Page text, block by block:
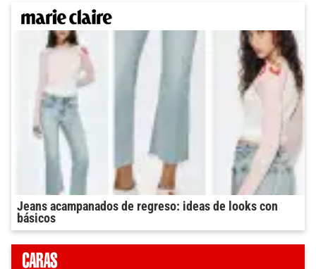
Jeans acampanados de regreso: ideas de looks con
básicos